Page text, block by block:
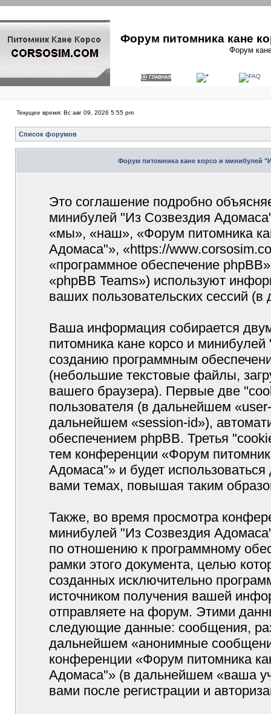
Форум питомника кане
Форум
Текущее время: Вс авг 09, 2026 5:55 pm
Список форумов
Форум питомника кане корсо и минибулей
Это соглашение подробно
минибулей "Из Созвездия
«мы», «наш», «Форум питомника
Адомаса"», «https://
«программное обеспечение
«phpBB Teams») используют
ваших пользовательских сессий
Ваша информация собирается
питомника кане корсо и
созданию программным
(небольшие текстовые файлы,
вашего браузера). Первые две
пользователя (в дальнейшем
дальнейшем «session-id»),
обеспечением phpBB. Третья
тем конференции «Форум
Адомаса"» и будет
вами темах, повышая таким
Также, во время просмотра
минибулей "Из Созвездия
по отношению к программному
рамки этого документа, целью
созданных исключительно
источником получения вашей
отправляете на форум. Этими
следующие данные: сообщения,
дальнейшем «анонимные
конференции «Форум питомника
Адомаса"» (в дальнейшем «ваша
вами после регистрации и